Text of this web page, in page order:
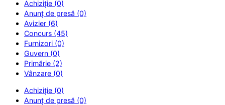
Achiziție (0)
Anunț de presă (0)
Avizier (6)
Concurs (45)
Furnizori (0)
Guvern (0)
Primărie (2)
Vânzare (0)
Achiziție (0)
Anunț de presă (0)